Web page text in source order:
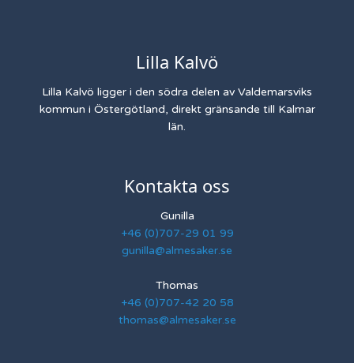
Lilla Kalvö
Lilla Kalvö ligger i den södra delen av Valdemarsviks
kommun i Östergötland, direkt gränsande till Kalmar
län.
Kontakta oss
Gunilla
+46 (0)707-29 01 99
gunilla@almesaker.se
Thomas
+46 (0)707-42 20 58
thomas@almesaker.se